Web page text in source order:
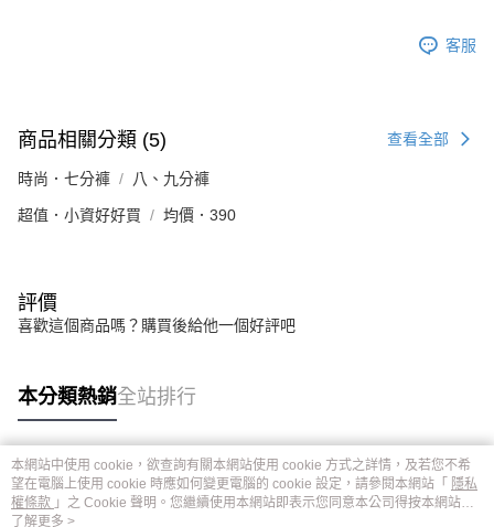
客服
商品相關分類 (5) 查看全部
時尚．七分褲 八、九分褲
超值．小資好好買 均價．390
評價
喜歡這個商品嗎？購買後給他一個好評吧
本分類熱銷全站排行
熱門標籤
本網站中使用 cookie，欲查詢有關本網站使用 cookie 方式之詳情，及若您不希
望在電腦上使用 cookie 時應如何變更電腦的 cookie 設定，請參閱本網站「 隱私
權條款 」之 Cookie 聲明。您繼續使用本網站即表示您同意本公司得按本網站使
用條款之 Cookie 聲明使用 cookie。
了解更多 >